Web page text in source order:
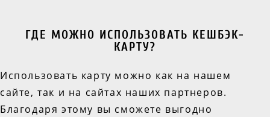
ГДЕ МОЖНО ИСПОЛЬЗОВАТЬ КЕШБЭК-
КАРТУ?
Использовать карту можно как на нашем
сайте, так и на сайтах наших партнеров.
Благодаря этому вы сможете выгодно